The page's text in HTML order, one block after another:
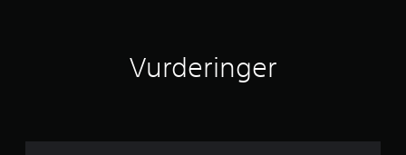
Vurderinger